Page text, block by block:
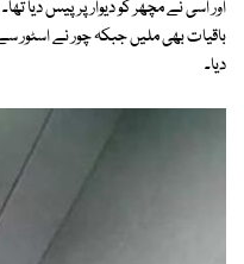
اور اسی نے مچھر کو دیوار پر پیس دیا
باقیات بھی ملیں جبکہ چور نے اسٹور
دیا۔